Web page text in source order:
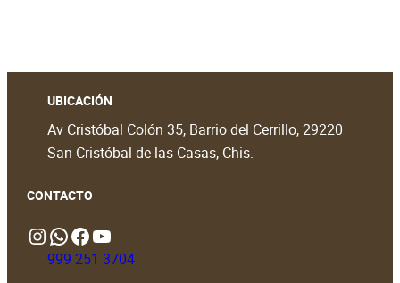
UBICACIÓN
Av Cristóbal Colón 35, Barrio del Cerrillo, 29220
San Cristóbal de las Casas, Chis.
CONTACTO
InstagramWhatsApp https://www.facebook.com/people/Lekil-Chivit/61579066376698/?locale=en_GB# https://www.youtube.com/@LekilChivit
999 251 3704